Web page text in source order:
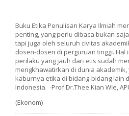
—
Buku Etika Penulisan Karya Ilmiah
penting, yang perlu dibaca bukan
tapi juga oleh seluruh civitas
dosen-dosen di perguruan tinggi. Hal
perilaku yang jauh dari etis sudah
mengkhawatirkan di dunia
kaburnya etika di bidang-bidang lain
Indonesia. -Prof.Dr.Thee Kian Wie,
(Ekonom)